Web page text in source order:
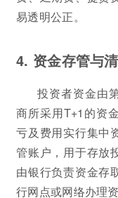
易透明公正。
4. 资金存管与
投资者资金由
商所采用T+1的资
亏及费用实行集中
管账户，用于存放
由银行负责资金存
行网点或网络办理资